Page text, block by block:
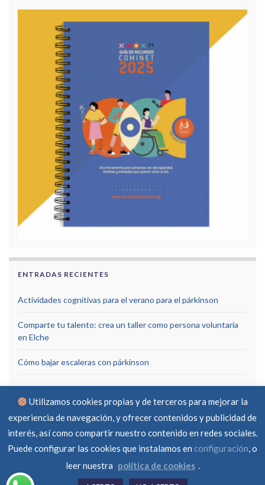
ENTRADAS RECIENTES
Actividades cognitivas para el verano para el párkinson
Comparte tu talento: crea un taller como persona voluntaria
en Elche
Cómo bajar escaleras con párkinson
Aviso Legal Política de privacidad
Política de cookies
© Asociación Parkinson Elche 2026 -
Utilizamos cookies propias y de terceros para mejorar la
experiencia de navegación, y ofrecer contenidos y publicidad de
interés, así como compartir nuestro contenido en redes sociales.
Puede configurar las cookies que instalamos en configuración, o
leer nuestra política de cookies .